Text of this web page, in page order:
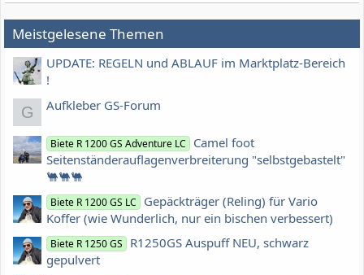
Meistgelesene Themen
UPDATE: REGELN und ABLAUF im Marktplatz-Bereich
!
G Aufkleber GS-Forum
Biete R 1200 GS Adventure LC
Camel foot
Seitenständerauflagenverbreiterung "selbstgebastelt"
🐫🐫🐫
Biete R 1200 GS LC
Gepäckträger (Reling) für Vario
Koffer (wie Wunderlich, nur ein bischen verbessert)
Biete R 1250 GS
R1250GS Auspuff NEU, schwarz
gepulvert